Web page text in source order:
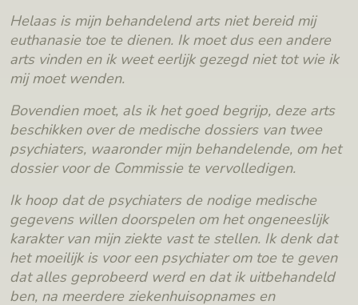
Helaas is mijn behandelend arts niet bereid mij
euthanasie toe te dienen. Ik moet dus een andere
arts vinden en ik weet eerlijk gezegd niet tot wie ik
mij moet wenden.
Bovendien moet, als ik het goed begrijp, deze arts
beschikken over de medische dossiers van twee
psychiaters, waaronder mijn behandelende, om het
dossier voor de Commissie te vervolledigen.
Ik hoop dat de psychiaters de nodige medische
gegevens willen doorspelen om het ongeneeslijk
karakter van mijn ziekte vast te stellen. Ik denk dat
het moeilijk is voor een psychiater om toe te geven
dat alles geprobeerd werd en dat ik uitbehandeld
ben, na meerdere ziekenhuisopnames en